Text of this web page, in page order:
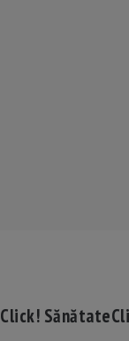
Click! Sănătate